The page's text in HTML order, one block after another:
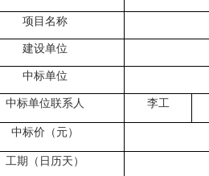
项目名称
建设单位
中标单位
中标单位联系人 李工
中标价（元）
工期（日历天）